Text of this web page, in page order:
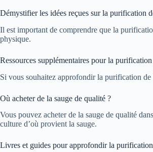
Démystifier les idées reçues sur la purification
Il est important de comprendre que la
physique.
Ressources supplémentaires pour la purification
Si vous souhaitez approfondir la purification de
Où acheter de la sauge de qualité ?
Vous pouvez acheter de la sauge de qualité
culture d’où provient la sauge.
Livres et guides pour approfondir la purification